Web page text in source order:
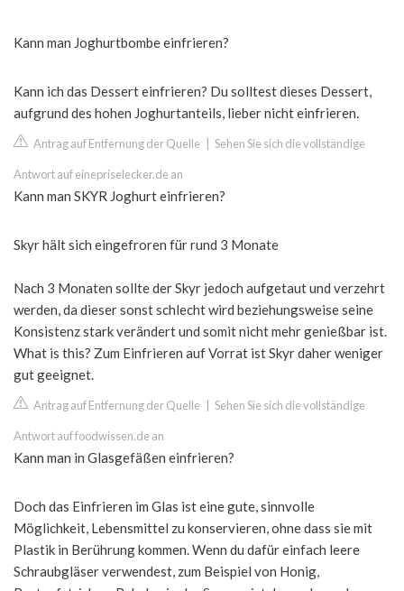
Kann man Joghurtbombe einfrieren?
Kann ich das Dessert einfrieren? Du solltest dieses Dessert,
aufgrund des hohen Joghurtanteils, lieber nicht einfrieren.
Antrag auf Entfernung der Quelle Sehen Sie sich die vollständige
Antwort auf einepriselecker.de an
Kann man SKYR Joghurt einfrieren?
Skyr hält sich eingefroren für rund 3 Monate
Nach 3 Monaten sollte der Skyr jedoch aufgetaut und verzehrt
werden, da dieser sonst schlecht wird beziehungsweise seine
Konsistenz stark verändert und somit nicht mehr genießbar ist.
What is this? Zum Einfrieren auf Vorrat ist Skyr daher weniger
gut geeignet.
Antrag auf Entfernung der Quelle Sehen Sie sich die vollständige
Antwort auf foodwissen.de an
Kann man in Glasgefäßen einfrieren?
Doch das Einfrieren im Glas ist eine gute, sinnvolle
Möglichkeit, Lebensmittel zu konservieren, ohne dass sie mit
Plastik in Berührung kommen. Wenn du dafür einfach leere
Schraubgläser verwendest, zum Beispiel von Honig,